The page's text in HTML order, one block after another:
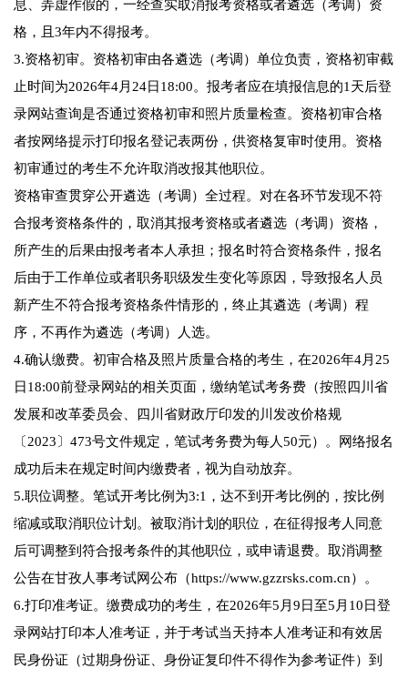
息、弄虚作假的，一经查实取消报考资格或者遴选（考调）资
格，且3年内不得报考。
3.资格初审。资格初审由各遴选（考调）单位负责，资格初审截
止时间为2026年4月24日18:00。报考者应在填报信息的1天后登
录网站查询是否通过资格初审和照片质量检查。资格初审合格
者按网络提示打印报名登记表两份，供资格复审时使用。资格
初审通过的考生不允许取消改报其他职位。
资格审查贯穿公开遴选（考调）全过程。对在各环节发现不符
合报考资格条件的，取消其报考资格或者遴选（考调）资格，
所产生的后果由报考者本人承担；报名时符合资格条件，报名
后由于工作单位或者职务职级发生变化等原因，导致报名人员
新产生不符合报考资格条件情形的，终止其遴选（考调）程
序，不再作为遴选（考调）人选。
4.确认缴费。初审合格及照片质量合格的考生，在2026年4月25
日18:00前登录网站的相关页面，缴纳笔试考务费（按照四川省
发展和改革委员会、四川省财政厅印发的川发改价格规
〔2023〕473号文件规定，笔试考务费为每人50元）。网络报名
成功后未在规定时间内缴费者，视为自动放弃。
5.职位调整。笔试开考比例为3:1，达不到开考比例的，按比例
缩减或取消职位计划。被取消计划的职位，在征得报考人同意
后可调整到符合报考条件的其他职位，或申请退费。取消调整
公告在甘孜人事考试网公布（https://www.gzzrsks.com.cn）。
6.打印准考证。缴费成功的考生，在2026年5月9日至5月10日登
录网站打印本人准考证，并于考试当天持本人准考证和有效居
民身份证（过期身份证、身份证复印件不得作为参考证件）到